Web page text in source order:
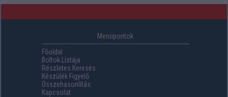
Menüpontok
Főoldal
Boltok Listája
Részletes Keresés
Készülék Figyelő
Összehasonlítás
Kapcsolat